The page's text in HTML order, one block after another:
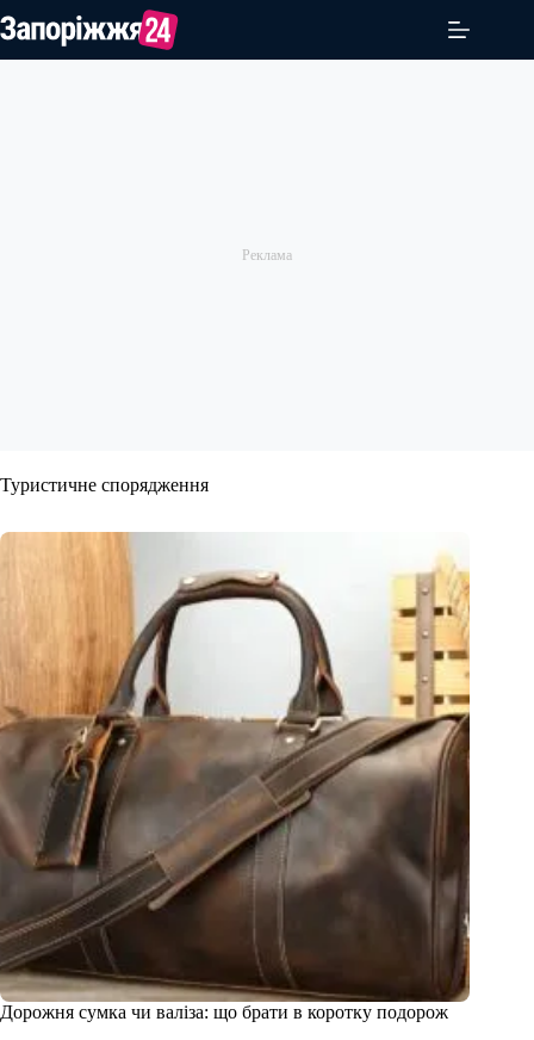
до
Туристичне спорядження
Дорожня сумка чи валіза: що брати в коротку подорож